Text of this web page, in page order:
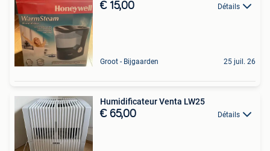
€ 15,00 Détails
Groot - Bijgaarden 25 juil. 26
Humidificateur Venta LW25
€ 65,00 Détails